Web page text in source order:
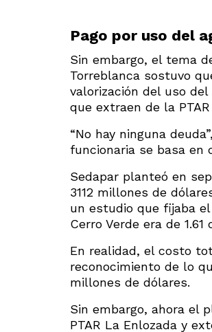
Pago por uso del
Sin embargo, el tema
Torreblanca sostuvo
valorización del uso
que extraen de la
“No hay ninguna
funcionaria se basa en
Sedapar planteó en
3112 millones de
un estudio que fijaba
Cerro Verde era de 1.61
En realidad, el costo
reconocimiento de lo
millones de dólares.
Sin embargo, ahora el
PTAR La Enlozada y